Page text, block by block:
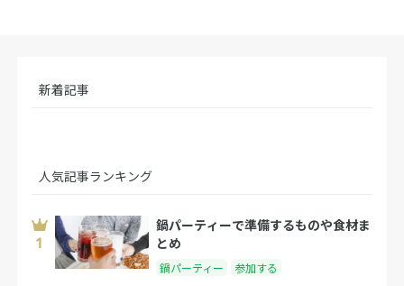
新着記事
人気記事ランキング
鍋パーティーで準備するものや食材ま
とめ
鍋パーティー 参加する